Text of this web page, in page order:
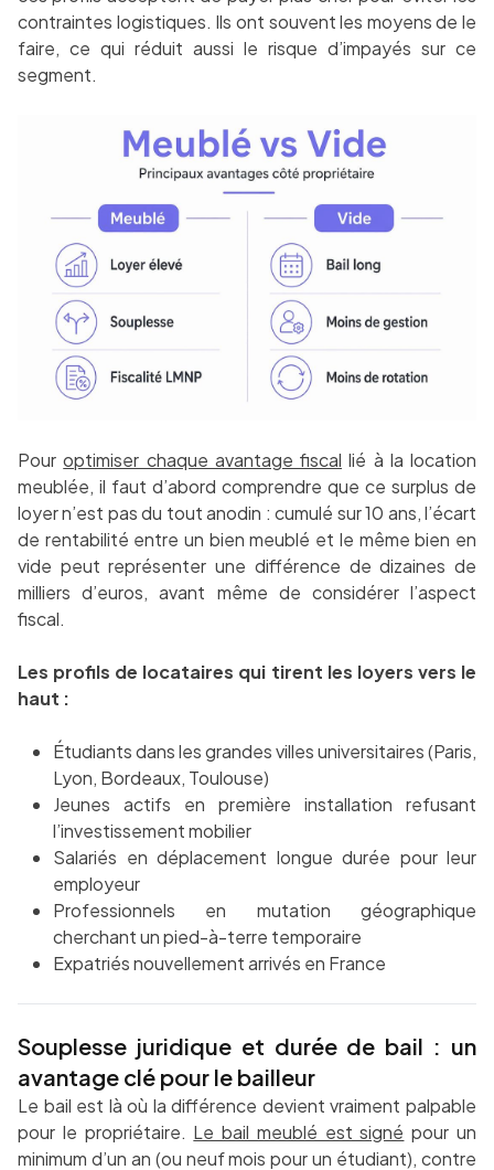
contraintes logistiques. Ils ont souvent les moyens de le
faire, ce qui réduit aussi le risque d’impayés sur ce
segment.
Pouroptimiser chaque avantage fiscal lié à la location
meublée, il faut d’abord comprendre que ce surplus de
loyer n’est pas du tout anodin : cumulé sur 10 ans, l’écart
de rentabilité entre un bien meublé et le même bien en
vide peut représenter une différence de dizaines de
milliers d’euros, avant même de considérer l’aspect
fiscal.
Les profils de locataires qui tirent les loyers vers le
haut :
Étudiants dans les grandes villes universitaires (Paris,
Lyon, Bordeaux, Toulouse)
Jeunes actifs en première installation refusant
l’investissement mobilier
Salariés en déplacement longue durée pour leur
employeur
Professionnels en mutation géographique
cherchant un pied-à-terre temporaire
Expatriés nouvellement arrivés en France
Souplesse juridique et durée de bail : un
avantage clé pour le bailleur
Le bail est là où la différence devient vraiment palpable
pour le propriétaire. Le bail meublé est signé pour un
minimum d’un an (ou neuf mois pour un étudiant), contre